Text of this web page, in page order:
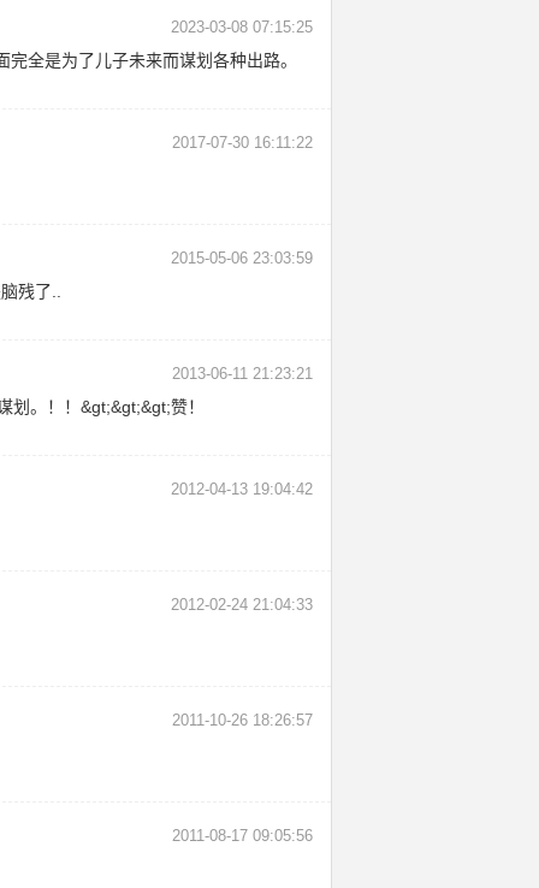
2023-03-08 07:15:25
全是为了儿子未来而谋划各种出路。
2017-07-30 16:11:22
2015-05-06 23:03:59
残了..
2013-06-11 21:23:21
。！！&gt;&gt;&gt;赞！
2012-04-13 19:04:42
2012-02-24 21:04:33
2011-10-26 18:26:57
2011-08-17 09:05:56